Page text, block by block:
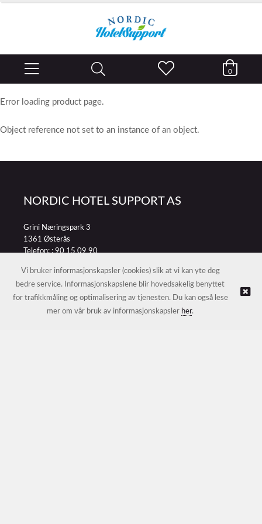
0
Error loading product page.
Object reference not set to an instance of an object.
NORDIC HOTEL SUPPORT AS
Grini Næringspark 3
1361 Østerås
Telefon: :90 15 09 90
© NORDIC HOTEL SUPPORT AS |Nettbutikk levert av Kréatif
Vi bruker informasjonskapsler (cookies) slik at vi kan yte deg
bedre service. Informasjonskapslene blir hovedsakelig benyttet
for trafikkmåling og optimalisering av tjenesten. Du kan også lese
mer om vår bruk av informasjonskapsler her.